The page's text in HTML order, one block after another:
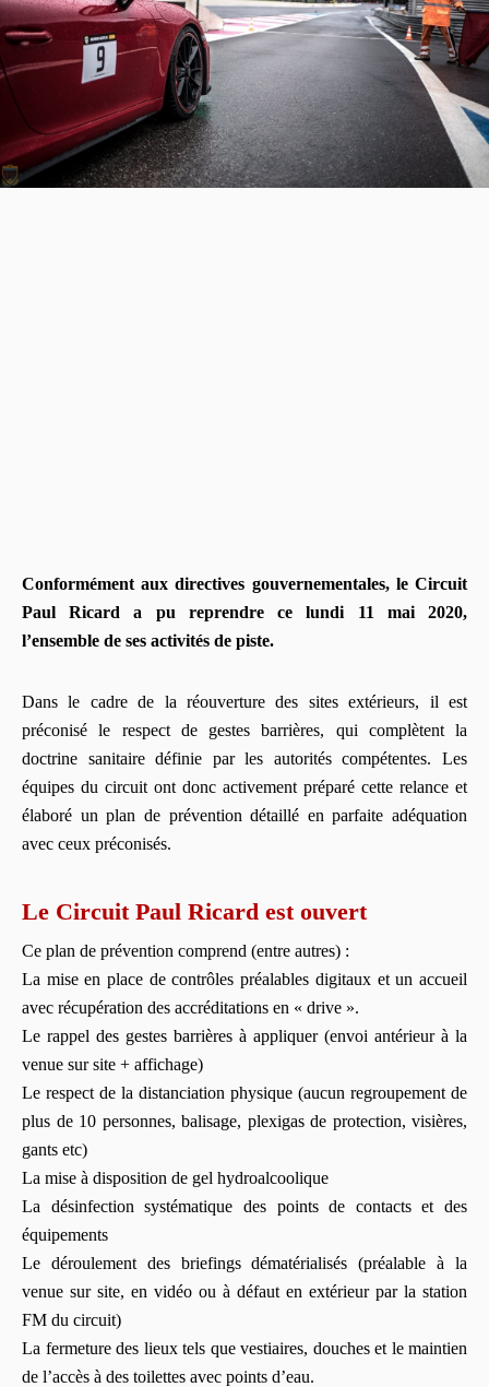
Conformément aux directives gouvernementales, le Circuit
Paul Ricard a pu reprendre ce lundi 11 mai 2020,
l’ensemble de ses activités de piste.
Dans le cadre de la réouverture des sites extérieurs, il est
préconisé le respect de gestes barrières, qui complètent la
doctrine sanitaire définie par les autorités compétentes. Les
équipes du circuit ont donc activement préparé cette relance et
élaboré un plan de prévention détaillé en parfaite adéquation
avec ceux préconisés.
Le Circuit Paul Ricard est ouvert
Ce plan de prévention comprend (entre autres) :
La mise en place de contrôles préalables digitaux et un accueil
avec récupération des accréditations en « drive ».
Le rappel des gestes barrières à appliquer (envoi antérieur à la
venue sur site + affichage)
Le respect de la distanciation physique (aucun regroupement de
plus de 10 personnes, balisage, plexigas de protection, visières,
gants etc)
La mise à disposition de gel hydroalcoolique
La désinfection systématique des points de contacts et des
équipements
Le déroulement des briefings dématérialisés (préalable à la
venue sur site, en vidéo ou à défaut en extérieur par la station
FM du circuit)
La fermeture des lieux tels que vestiaires, douches et le maintien
de l’accès à des toilettes avec points d’eau.